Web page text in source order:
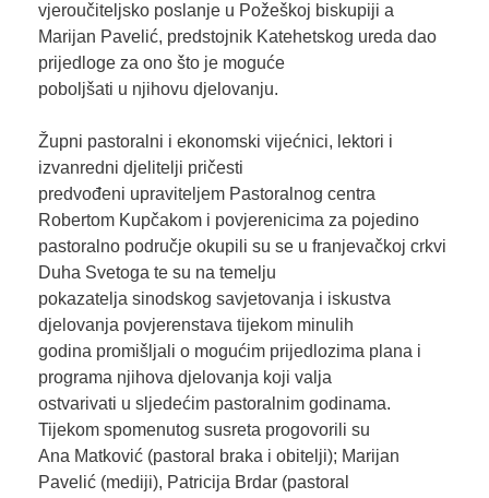
vjeroučiteljsko poslanje u Požeškoj biskupiji a
Marijan Pavelić, predstojnik Katehetskog ureda dao
prijedloge za ono što je moguće
poboljšati u njihovu djelovanju.
Župni pastoralni i ekonomski vijećnici, lektori i
izvanredni djelitelji pričesti
predvođeni upraviteljem Pastoralnog centra
Robertom Kupčakom i povjerenicima za pojedino
pastoralno područje okupili su se u franjevačkoj crkvi
Duha Svetoga te su na temelju
pokazatelja sinodskog savjetovanja i iskustva
djelovanja povjerenstava tijekom minulih
godina promišljali o mogućim prijedlozima plana i
programa njihova djelovanja koji valja
ostvarivati u sljedećim pastoralnim godinama.
Tijekom spomenutog susreta progovorili su
Ana Matković (pastoral braka i obitelji); Marijan
Pavelić (mediji), Patricija Brdar (pastoral